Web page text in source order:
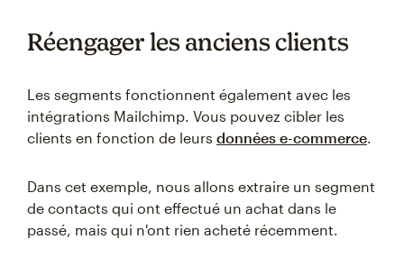
Réengager les anciens clients
Les segments fonctionnent également avec les
intégrations Mailchimp. Vous pouvez cibler les
clients en fonction de leurs données e-commerce.
Dans cet exemple, nous allons extraire un segment
de contacts qui ont effectué un achat dans le
passé, mais qui n'ont rien acheté récemment.